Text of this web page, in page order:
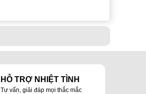
HỖ TRỢ NHIỆT TÌNH
Tư vấn, giải đáp mọi thắc mắc